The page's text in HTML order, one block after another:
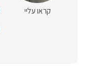
קראו עליי